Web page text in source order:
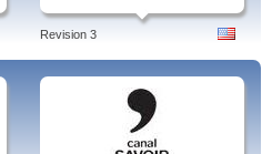
Revision 3